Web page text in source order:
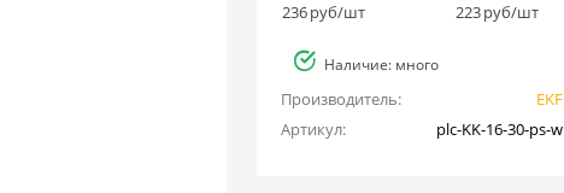
236руб/шт
223руб/шт
Наличие: много
Производитель:
EKF
Артикул:
plc-KK-16-30-ps-w